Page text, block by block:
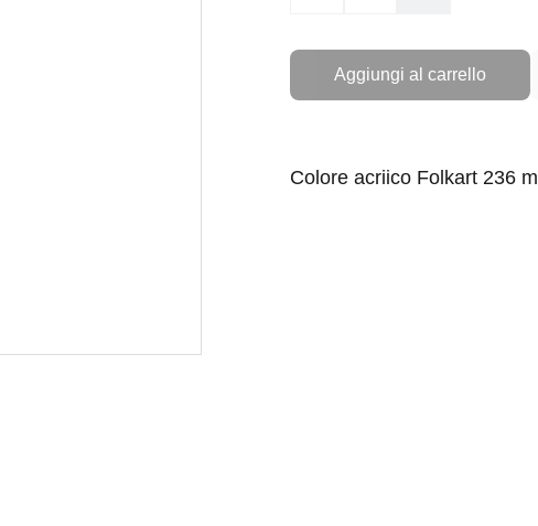
Aggiungi al carrello
Colore acriico Folkart 236 ml